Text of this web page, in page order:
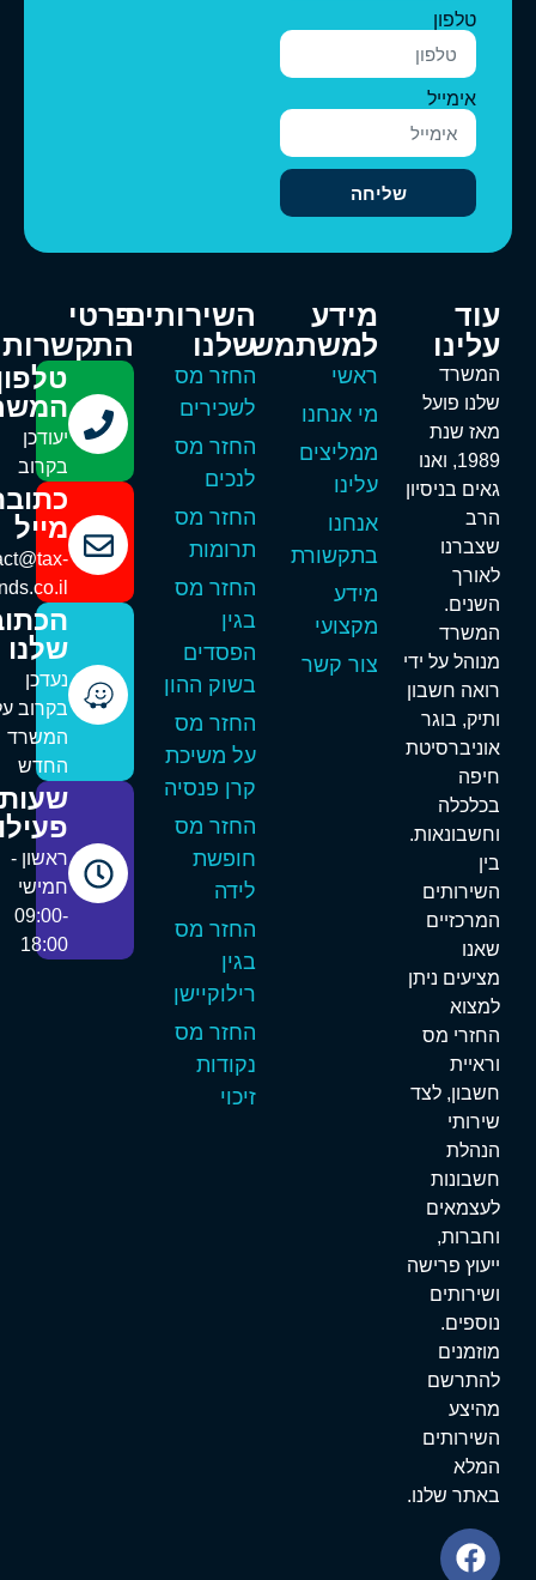
אימייל
שליחה
פועל
שנת
1989, ואנו
בניסיון
על ידי
חשבון
בוגר
ניתן
מס
לצד
פרישה
שלנו.
מידע
למשתמש
ראשי
מי אנחנו
ממליצים
עלינו
אנחנו
בתקשורת
מקצועי
צור קשר
השירותים
שלנו
החזר מס
לשכירים
החזר מס
לנכים
החזר מס
תרומות
החזר מס
הפסדים
בשוק ההון
החזר מס
על משיכת
קרן פנסיה
החזר מס
חופשת
החזר מס
רילוקיישן
החזר מס
נקודות
פרטי
התקשרות
טלפון
המשרד
יעודכן
בקרוב
כתובת
מייל
contact@tax-
refunds.co.il
הכתובת
שלנו
נעדכן
בקרוב על
המשרד
החדש
שעות
פעילות
ראשון -
חמישי
09:00-
18:00